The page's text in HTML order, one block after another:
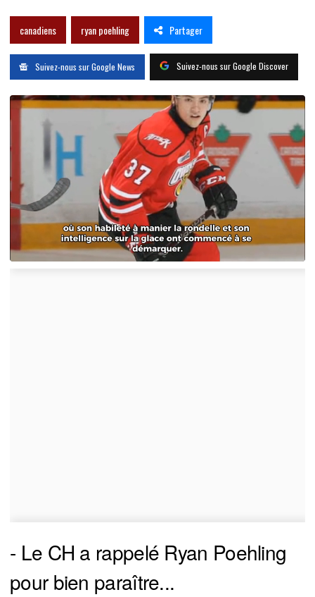
canadiens ryan poehling Partager
Suivez-nous sur Google News Suivez-nous sur Google Discover
- Le CH a rappelé Ryan Poehling
pour bien paraître...